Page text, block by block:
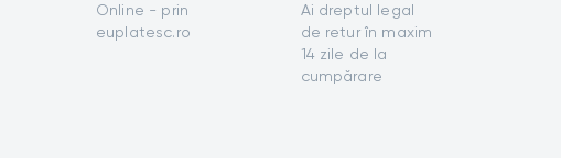
Online - prin
euplatesc.ro
Ai dreptul legal
de retur în maxim
14 zile de la
cumpărare